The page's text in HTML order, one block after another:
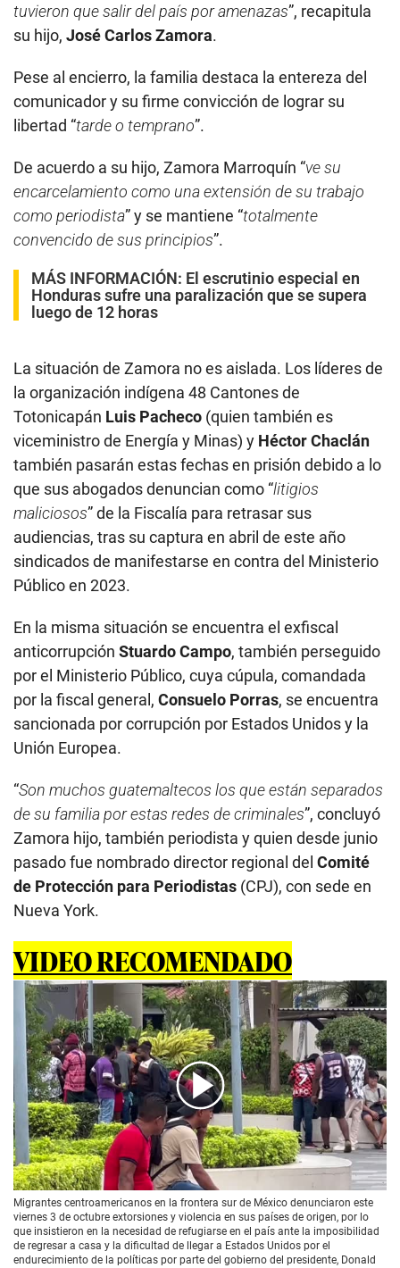
tuvieron que salir del país por amenazas”, recapitula
su hijo, José Carlos Zamora.
Pese al encierro, la familia destaca la entereza del
comunicador y su firme convicción de lograr su
libertad “tarde o temprano”.
De acuerdo a su hijo, Zamora Marroquín “ve su
encarcelamiento como una extensión de su trabajo
como periodista” y se mantiene “totalmente
convencido de sus principios”.
MÁS INFORMACIÓN: El escrutinio especial en
Honduras sufre una paralización que se supera
luego de 12 horas
La situación de Zamora no es aislada. Los líderes de
la organización indígena 48 Cantones de
Totonicapán Luis Pacheco (quien también es
viceministro de Energía y Minas) y Héctor Chaclán
también pasarán estas fechas en prisión debido a lo
que sus abogados denuncian como “litigios
maliciosos” de la Fiscalía para retrasar sus
audiencias, tras su captura en abril de este año
sindicados de manifestarse en contra del Ministerio
Público en 2023.
En la misma situación se encuentra el exfiscal
anticorrupción Stuardo Campo, también perseguido
por el Ministerio Público, cuya cúpula, comandada
por la fiscal general, Consuelo Porras, se encuentra
sancionada por corrupción por Estados Unidos y la
Unión Europea.
“Son muchos guatemaltecos los que están separados
de su familia por estas redes de criminales”, concluyó
Zamora hijo, también periodista y quien desde junio
pasado fue nombrado director regional del Comité
de Protección para Periodistas (CPJ), con sede en
Nueva York.
VIDEO RECOMENDADO
00:00 01:51
Migrantes centroamericanos en la frontera sur de México denunciaron este
viernes 3 de octubre extorsiones y violencia en sus países de origen, por lo
que insistieron en la necesidad de refugiarse en el país ante la imposibilidad
de regresar a casa y la dificultad de llegar a Estados Unidos por el
endurecimiento de la políticas por parte del gobierno del presidente, Donald